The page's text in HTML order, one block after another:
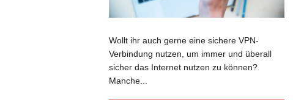
Wollt ihr auch gerne eine sichere VPN-
Verbindung nutzen, um immer und überall
sicher das Internet nutzen zu können?
Manche...